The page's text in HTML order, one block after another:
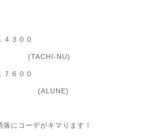
００
NU)
６００
にコーデがキマります！